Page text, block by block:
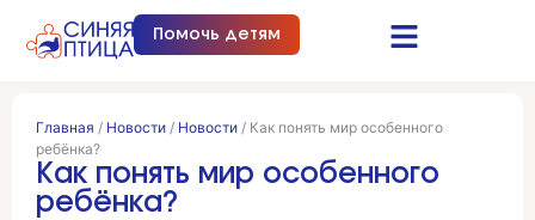
Помочь детям
Главная / Новости / Новости / Как понять мир особенного
ребёнка?
Как понять мир особенного
ребёнка?